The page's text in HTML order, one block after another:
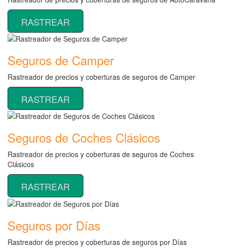
RASTREAR
Seguros de Camper
Rastreador de precios y coberturas de seguros de Camper
RASTREAR
Seguros de Coches Clásicos
Rastreador de precios y coberturas de seguros de Coches
Clásicos
RASTREAR
Seguros por Días
Rastreador de precios y coberturas de seguros por Días